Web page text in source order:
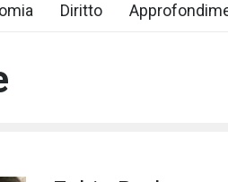
Diritto